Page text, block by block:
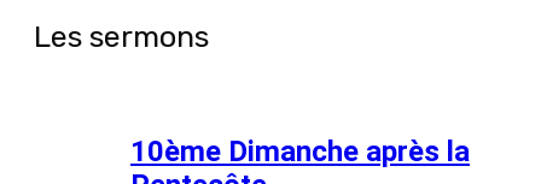
Les sermons
10ème Dimanche après la